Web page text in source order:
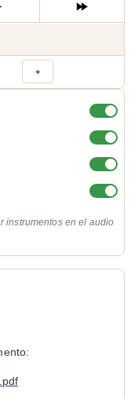
+
instrumentos en el audio